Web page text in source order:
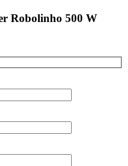
Robolinho 500 W